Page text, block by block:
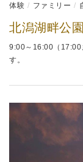
体験 ファミリー
北潟湖畔公
9:00～16:00（17:00
す。